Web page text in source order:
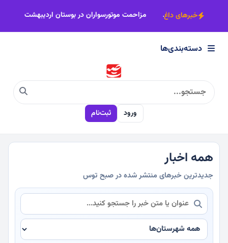
×
دسته‌بندی‌ها
سیاسی
اجتماعی
فرهنگی
ورزشی
خبرهای داغ
ریل توسعه به ایستگاه سبزوار نزدیک‌تر شد مزاحمت موتورسواران در
دسته‌بندی‌ها
ورود ثبت‌نام
همه اخبار
جدیدترین خبرهای منتشر شده در صبح توس